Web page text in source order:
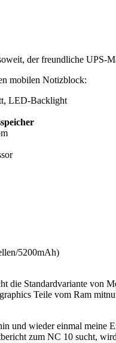
der freundliche UPS-
mobilen Notizblock:
LED-Backlight
5200mAh)
die Standardvariante von
Teile vom Ram
und wieder einmal meine
zum NC 10 sucht,